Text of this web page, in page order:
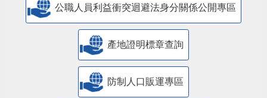
公職人員利益衝突迴避法身分關係公開專區
產地證明標章查詢
防制人口販運專區